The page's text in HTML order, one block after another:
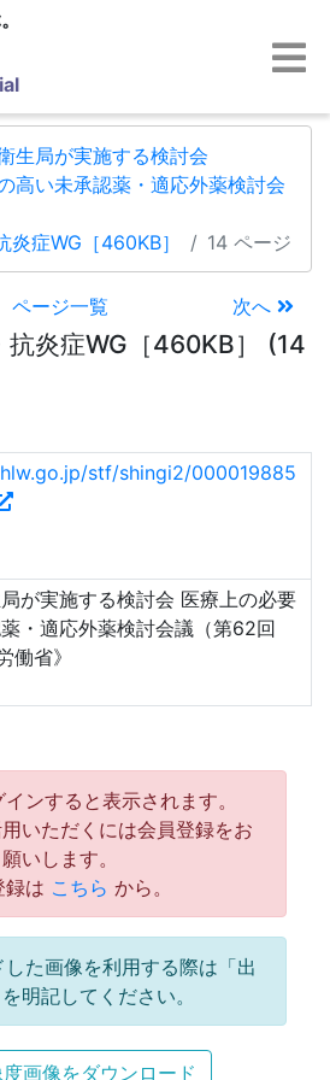
生局が実施する検討会
高い未承認薬・適応外薬検討会
症WG［460KB］
14 ページ
ページ一覧 次へ
抗炎症WG［460KB］ (14
stf/shingi2/000019885
が実施する検討会 医療上の必要
・適応外薬検討会議（第62回
働省》
ンすると表示されます。
いただくには会員登録をお
願いします。
録は こちら から。
た画像を利用する際は「出
明記してください。
画像をダウンロード